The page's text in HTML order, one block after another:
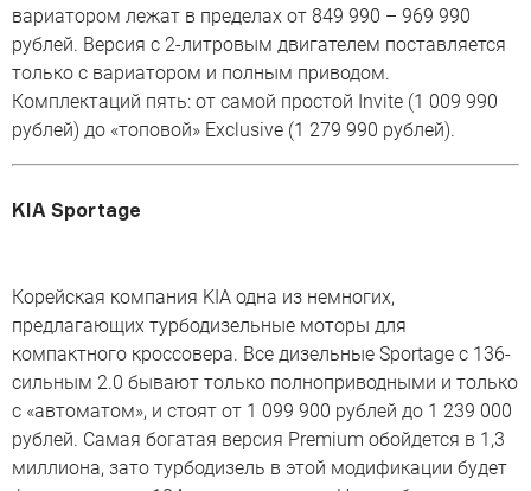
вариатором лежат в пределах от 849 990 – 969 990
рублей. Версия с 2‑литровым двигателем поставляется
только с вариатором и полным приводом.
Комплектаций пять: от самой простой Invite (1 009 990
рублей) до «топовой» Exclusive (1 279 990 рублей).
KIA Sportage
Корейская компания KIA одна из немногих,
предлагающих турбодизельные моторы для
компактного кроссовера. Все дизельные Sportage с 136-
сильным 2.0 бывают только полноприводными и только
с «автоматом», и стоят от 1 099 900 рублей до 1 239 000
рублей. Самая богатая версия Premium обойдется в 1,3
миллиона, зато турбодизель в этой модификации будет